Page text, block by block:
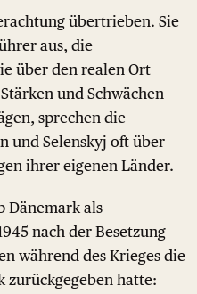
übertrieben. Sie
aus, die
über den realen Ort
und Schwächen
sprechen die
und Selenskyj oft über
ihrer eigenen Länder.
Dänemark als
nach der Besetzung
während des Krieges die
zurückgegeben hatte: